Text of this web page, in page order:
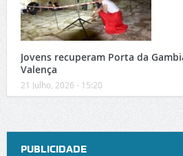
Jovens recuperam Porta da
Valença
21 Julho, 2026 - 15:20
PUBLICIDADE